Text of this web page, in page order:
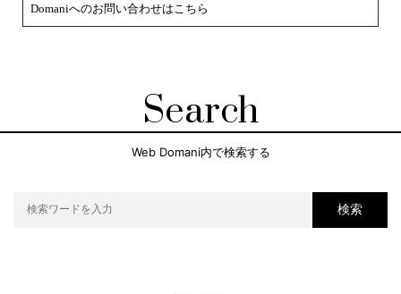
Domaniへのお問い合わせはこちら
Search
Web Domani内で検索する
検索